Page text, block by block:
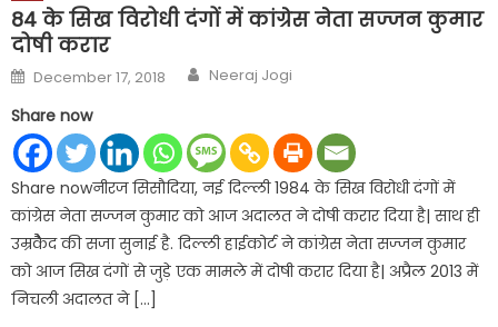
84 के सिख विरोधी दंगों में कांग्रेस नेता सज्जन कुमार
दोषी करार
Posted
on
December 17, 2018 Author
Neeraj Jogi
Share now
Share nowनीरज सिसौदिया, नई दिल्ली 1984 के सिख विरोधी दंगों में
कांग्रेस नेता सज्जन कुमार को आज अदालत ने दोषी करार दिया है| साथ ही
उम्रकैैैद की सजा सुनाई है. दिल्ली हाईकोर्ट ने कांग्रेस नेता सज्जन कुमार
को आज सिख दंगों से जुड़े एक मामले में दोषी करार दिया है| अप्रैल 2013 में
निचली अदालत ने […]